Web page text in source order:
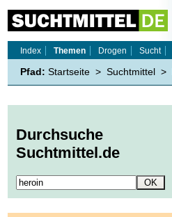
Index
Themen Drogen Sucht
Pfad: Startseite > Suchtmittel >
Durchsuche
Suchtmittel.de